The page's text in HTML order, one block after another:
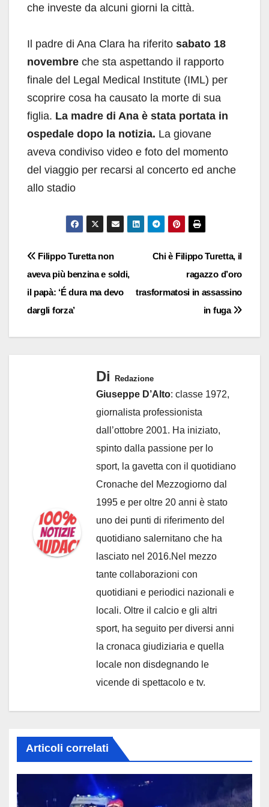
che investe da alcuni giorni la città.
Il padre di Ana Clara ha riferito sabato 18
novembre che sta aspettando il rapporto
finale del Legal Medical Institute (IML) per
scoprire cosa ha causato la morte di sua
figlia. La madre di Ana è stata portata in
ospedale dopo la notizia. La giovane
aveva condiviso video e foto del momento
del viaggio per recarsi al concerto ed anche
allo stadio
Navigazione
articoli
Chi è Filippo Turetta, il
ragazzo d’oro
trasformatosi in assassino
in fuga
Filippo Turetta non
aveva più benzina e soldi,
il papà: ‘É dura ma devo
dargli forza’
Di Redazione
Giuseppe D’Alto: classe 1972,
giornalista professionista
dall’ottobre 2001. Ha iniziato,
spinto dalla passione per lo
sport, la gavetta con il quotidiano
Cronache del Mezzogiorno dal
1995 e per oltre 20 anni è stato
uno dei punti di riferimento del
quotidiano salernitano che ha
lasciato nel 2016.Nel mezzo
tante collaborazioni con
quotidiani e periodici nazionali e
locali. Oltre il calcio e gli altri
sport, ha seguito per diversi anni
la cronaca giudiziaria e quella
locale non disdegnando le
vicende di spettacolo e tv.
Articoli correlati